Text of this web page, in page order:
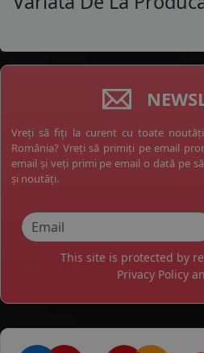
Vreți să fiți la curent cu toate
România? Vreți să primiți pe email
email și veți primi pe email o dată pe
și noutăți.
This site is protected by
Privacy Policy